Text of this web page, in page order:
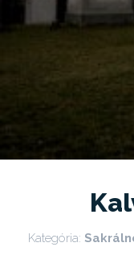
Kategória: